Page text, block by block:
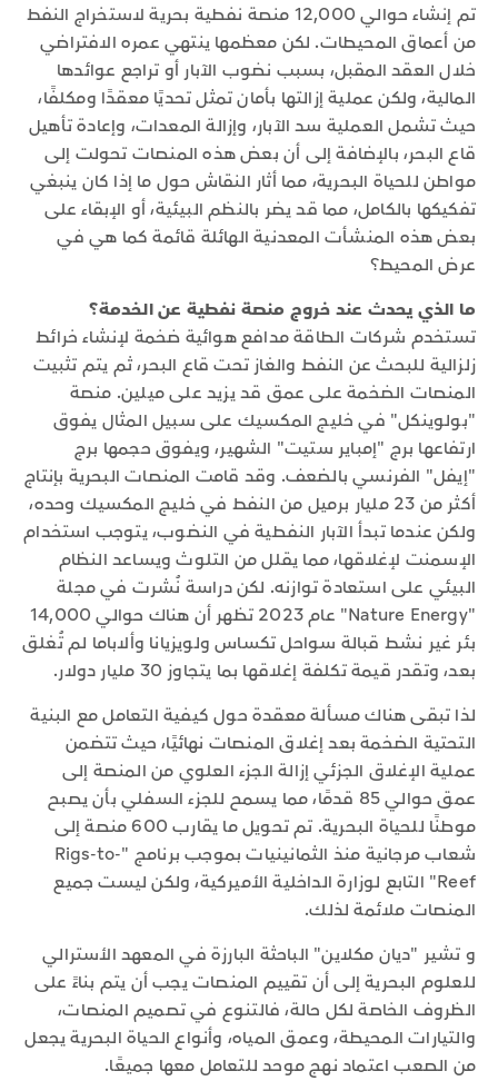
تم إنشاء حوالي 12,000 منصة نفطية بحرية لاستخراج النفط
من أعماق المحيطات. لكن معظمها ينتهي عمره الافتراضي
خلال العقد المقبل، بسبب نضوب الآبار أو تراجع عوائدها
المالية، ولكن عملية إزالتها بأمان تمثل تحديًا معقدًا ومكلفًا،
حيث تشمل العملية سد الآبار، وإزالة المعدات، وإعادة تأهيل
قاع البحر، بالإضافة إلى أن بعض هذه المنصات تحولت إلى
مواطن للحياة البحرية، مما أثار النقاش حول ما إذا كان ينبغي
تفكيكها بالكامل، مما قد يضر بالنظم البيئية، أو الإبقاء على
بعض هذه المنشأت المعدنية الهائلة قائمة كما هي في
عرض المحيط؟
ما الذي يحدث عند خروج منصة نفطية عن الخدمة؟
تستخدم شركات الطاقة مدافع هوائية ضخمة لإنشاء خرائط
زلزالية للبحث عن النفط والغاز تحت قاع البحر، ثم يتم تثبيت
المنصات الضخمة على عمق قد يزيد على ميلين. منصة
"بولوينكل" في خليج المكسيك على سبيل المثال يفوق
ارتفاعها برج "إمباير ستيت" الشهير، ويفوق حجمها برج
"إيفل" الفرنسي بالضعف. وقد قامت المنصات البحرية بإنتاج
أكثر من 23 مليار برميل من النفط في خليج المكسيك وحده،
ولكن عندما تبدأ الآبار النفطية في النضوب، يتوجب استخدام
الإسمنت لإغلاقها، مما يقلل من التلوث ويساعد النظام
البيئي على استعادة توازنه. لكن دراسة نُشرت في مجلة
"Nature Energy" عام 2023 تظهر أن هناك حوالي 14,000
بئر غير نشط قبالة سواحل تكساس ولويزيانا وألاباما لم تُغلق
بعد، وتقدر قيمة تكلفة إغلاقها بما يتجاوز 30 مليار دولار.
لذا تبقى هناك مسألة معقدة حول كيفية التعامل مع البنية
التحتية الضخمة بعد إغلاق المنصات نهائيًا، حيث تتضمن
عملية الإغلاق الجزئي إزالة الجزء العلوي من المنصة إلى
عمق حوالي 85 قدمًا، مما يسمح للجزء السفلي بأن يصبح
موطنًا للحياة البحرية. تم تحويل ما يقارب 600 منصة إلى
شعاب مرجانية منذ الثمانينيات بموجب برنامج "Rigs-to-
Reef" التابع لوزارة الداخلية الأميركية، ولكن ليست جميع
المنصات ملائمة لذلك.
و تشير "ديان مكلاين" الباحثة البارزة في المعهد الأسترالي
للعلوم البحرية إلى أن تقييم المنصات يجب أن يتم بناءً على
الظروف الخاصة لكل حالة، فالتنوع في تصميم المنصات،
والتيارات المحيطة، وعمق المياه، وأنواع الحياة البحرية يجعل
من الصعب اعتماد نهج موحد للتعامل معها جميعًا.